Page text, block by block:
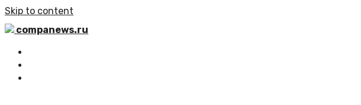
Skip to content
companews.ru